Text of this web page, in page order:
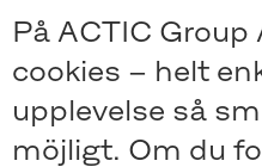
Skip
to
main
content
Skip
to
main
content
På ACTIC Group
cookies – helt
upplevelse så
möjligt. Om du